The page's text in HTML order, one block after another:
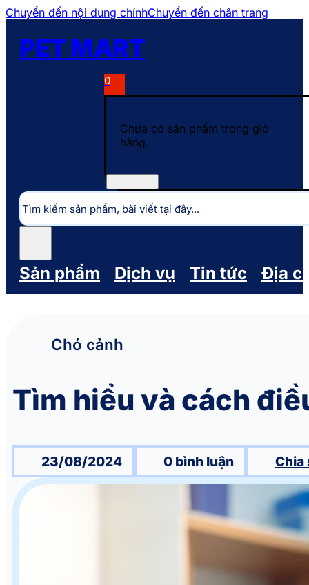
Chuyển đến nội dung chínhChuyển đến chân trang
PET MART
Tìm
kiếm
0
Chưa có sản phẩm trong giỏ
hàng.
Sản phẩm Dịch vụ Tin tức Địa
Chó cảnh
Tìm hiểu và cách
23/08/2024 0 bình luận Chia